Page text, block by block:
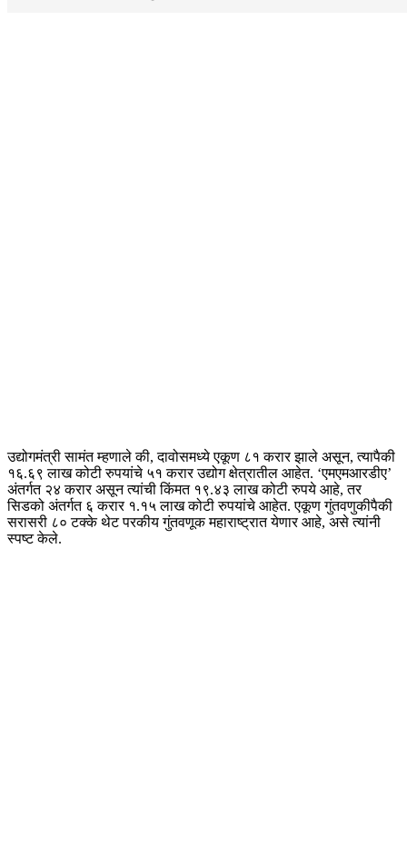
उद्योगमंत्री सामंत म्हणाले की, दावोसमध्ये एकूण ८१ करार झाले असून, त्यापैकी
१६.६९ लाख कोटी रुपयांचे ५१ करार उद्योग क्षेत्रातील आहेत. ‘एमएमआरडीए’
अंतर्गत २४ करार असून त्यांची किंमत १९.४३ लाख कोटी रुपये आहे, तर
सिडको अंतर्गत ६ करार १.१५ लाख कोटी रुपयांचे आहेत. एकूण गुंतवणुकीपैकी
सरासरी ८० टक्के थेट परकीय गुंतवणूक महाराष्ट्रात येणार आहे, असे त्यांनी
स्पष्ट केले.